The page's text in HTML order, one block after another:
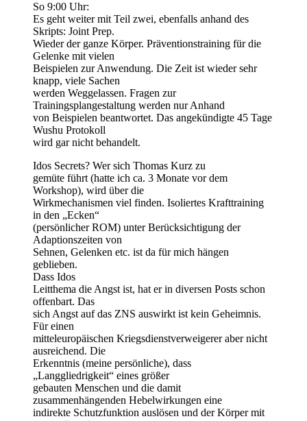
So 9:00 Uhr:
Es geht weiter mit Teil zwei, ebenfalls anhand des
Skripts: Joint Prep.
Wieder der ganze Körper. Präventionstraining für die
Gelenke mit vielen
Beispielen zur Anwendung. Die Zeit ist wieder sehr
knapp, viele Sachen
werden Weggelassen. Fragen zur
Trainingsplangestaltung werden nur Anhand
von Beispielen beantwortet. Das angekündigte 45 Tage
Wushu Protokoll
wird gar nicht behandelt.
Idos Secrets? Wer sich Thomas Kurz zu
gemüte führt (hatte ich ca. 3 Monate vor dem
Workshop), wird über die
Wirkmechanismen viel finden. Isoliertes Krafttraining
in den „Ecken“
(persönlicher ROM) unter Berücksichtigung der
Adaptionszeiten von
Sehnen, Gelenken etc. ist da für mich hängen
geblieben.
Dass Idos
Leitthema die Angst ist, hat er in diversen Posts schon
offenbart. Das
sich Angst auf das ZNS auswirkt ist kein Geheimnis.
Für einen
mitteleuropäischen Kriegsdienstverweigerer aber nicht
ausreichend. Die
Erkenntnis (meine persönliche), dass
„Langgliedrigkeit“ eines größer
gebauten Menschen und die damit
zusammenhängenden Hebelwirkungen eine
indirekte Schutzfunktion auslösen und der Körper mit